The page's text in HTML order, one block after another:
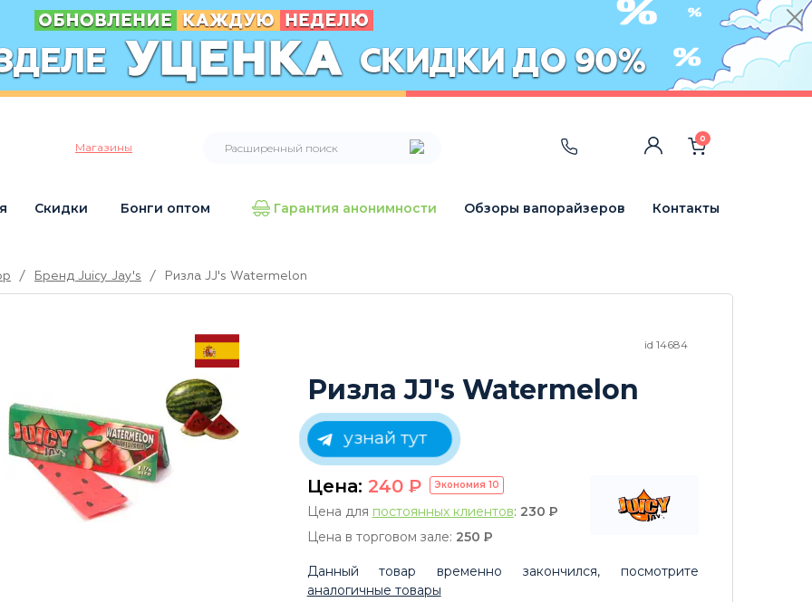
Магазины
0
Скидки Бонги оптом Гарантия анонимности Обзоры вапорайзеров Контакты
/ Бренд Juicy Jay's / Ризла JJ's Watermelon
id 14684
Ризла JJ's Watermelon
узнай тут
Цена: 240 P Экономия 10
Цена для постоянных клиентов: 230 P
Цена в торговом зале: 250 P
Данный товар временно закончился, посмотрите
аналогичные товары